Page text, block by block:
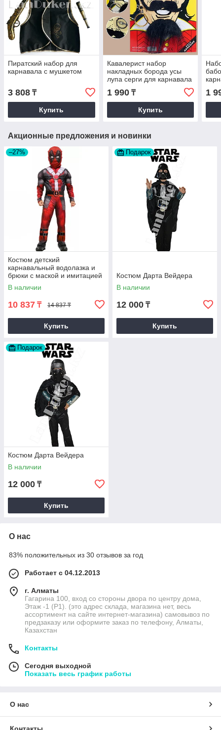
Пиратский набор для
карнавала с мушкетом
3 808 ₸
Купить
Кавалерист набор
накладных борода усы
лупа серги для карнавала
1 990₸
Купить
1
Акционные предложения и новинки
–27%
Костюм детский
карнавальный водолазка и
брюки с маской и имитацией
мускулов для мальчиков
Дэдпул Deadpool
В наличии
10 837 ₸ 14 837 ₸
Купить
Подарок
Костюм Дарта Вейдера
В наличии
12 000 ₸
Купить
Подарок
Костюм Дарта Вейдера
В наличии
12 000 ₸
Купить
О нас
83% положительных из 30 отзывов за год
Работает с 04.12.2013
г. Алматы
Гагарина 100, вход со стороны двора по центру дома,
Этаж -1 (P1). (это адрес склада, магазина нет, весь
ассортимент на сайте интернет-магазина) самовывоз по
предзаказу или оформите заказ по телефону, Алматы,
Казахстан
Контакты
Сегодня выходной
Показать весь график работы
О нас